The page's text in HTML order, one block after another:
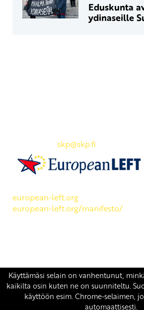
Eduskunta
ydinaseille
skp@skp.fi
european-left.org
european-left.org/manifesto/
Copyright 2026 © SKP|